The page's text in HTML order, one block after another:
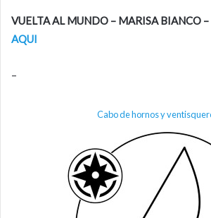
VUELTA AL MUNDO – MARISA BIANCO –
AQUI
–
Cabo de hornos y